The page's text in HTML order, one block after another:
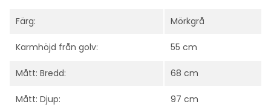
Färg: Mörkgrå
Karmhöjd från golv: 55 cm
Mått: Bredd: 68 cm
Mått: Djup: 97 cm